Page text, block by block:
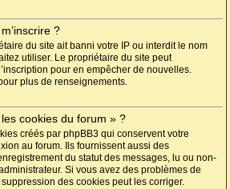
?
du site ait banni votre IP ou interdit le nom
utiliser. Le propriétaire du site peut
pour en empêcher de nouvelles.
plus de renseignements.
cookies du forum » ?
créés par phpBB3 qui conservent votre
au forum. Ils fournissent aussi des
du statut des messages, lu ou non-
Si vous avez des problèmes de
des cookies peut les corriger.